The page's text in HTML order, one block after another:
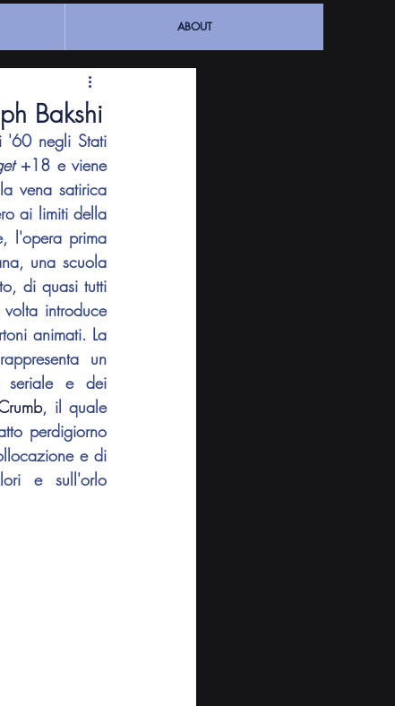
ABOUT
Bakshi
'60 negli Stati
+18 e viene
vena satirica
ai limiti della
l'opera prima
una scuola
di quasi tutti
gli intrecci delle opere d'animazione occidentali. Il regista, infatti, per la prima volta introduce
animati. La
un
seriale e dei
, il quale
perdigiorno
e di
e sull'orlo